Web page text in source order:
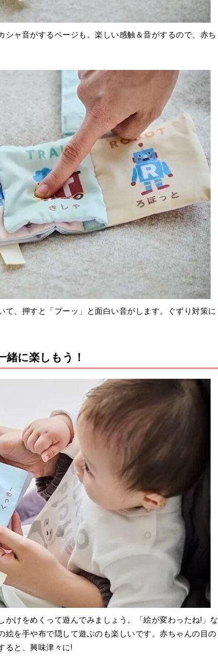
シャ音がするページも。楽しい感触＆音がするので、赤ち
て、押すと「プーッ」と面白い音がします。ぐずり対策に
に楽しもう！
かけをめくって遊んでみましょう。「絵が変わったね!」な
絵を手や布で隠して遊ぶのも楽しいです。赤ちゃんの目の
ると、興味津々に!